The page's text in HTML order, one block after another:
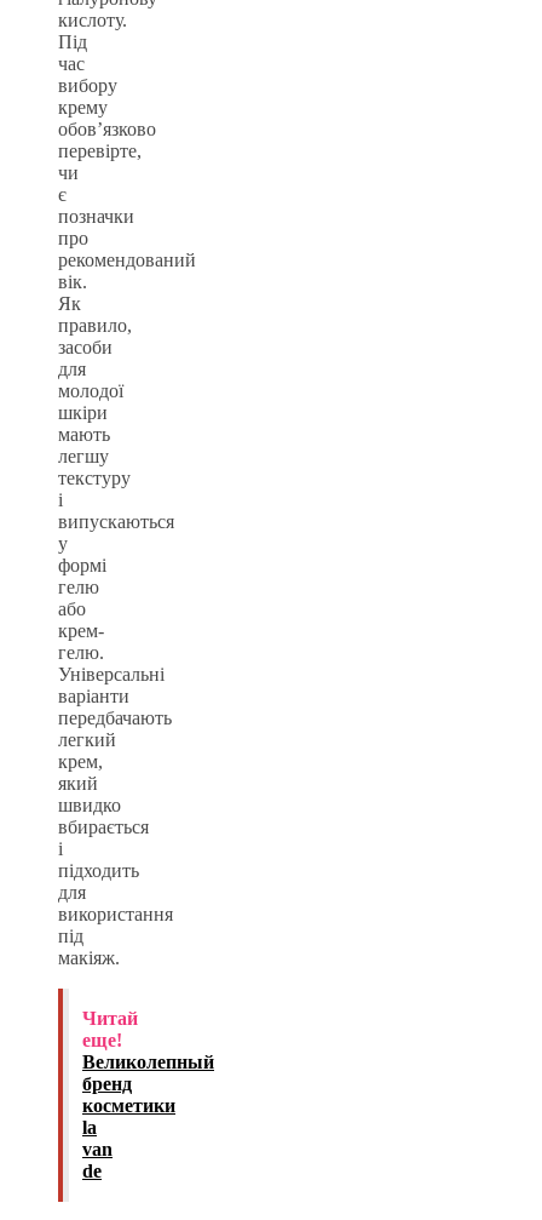
кислоту.
Під
час
вибору
крему
обов’язково
перевірте,
чи
є
позначки
про
рекомендований
вік.
Як
правило,
засоби
для
молодої
шкіри
мають
легшу
текстуру
і
випускаються
у
формі
гелю
або
крем-
гелю.
Універсальні
варіанти
передбачають
легкий
крем,
який
швидко
вбирається
і
підходить
для
використання
під
макіяж.
Читай
еще!
Великолепный
бренд
косметики
la
van
de